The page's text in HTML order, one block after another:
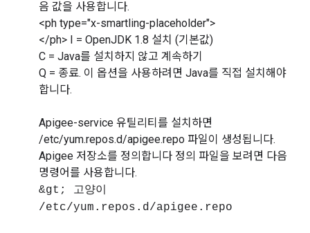
음 값을 사용합니다.
<ph type="x-smartling-placeholder">
</ph> I = OpenJDK 1.8 설치 (기본값)
C = Java를 설치하지 않고 계속하기
Q = 종료. 이 옵션을 사용하려면 Java를 직접 설치해야
합니다.
Apigee-service 유틸리티를 설치하면
/etc/yum.repos.d/apigee.repo 파일이 생성됩니다.
Apigee 저장소를 정의합니다 정의 파일을 보려면 다음
명령어를 사용합니다.
&gt; 고양이
/etc/yum.repos.d/apigee.repo